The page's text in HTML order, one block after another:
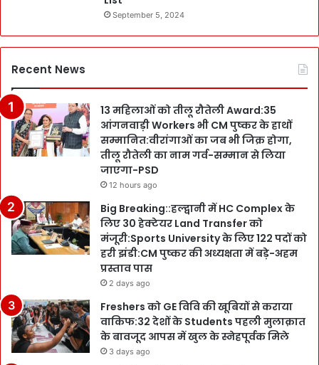
September 5, 2024
Recent News
13 महिलाओं को तीलू रौतेली Award:35
आंगनवाड़ी Workers भी CM पुष्कर के हाथों
सम्मानित:वीरांगाओं का जब भी जिक्र होगा,
तीलू रौतेली का नाम गर्व-सम्मान से लिया
जाएगा-PSD
12 hours ago
Big Breaking::हल्द्वानी में HC Complex के
लिए 30 हेक्टेयर Land Transfer को
मंजूरी:Sports University के लिए 122 पदों को
हरी झंडी:CM पुष्कर की अध्यक्षता में बड़े-अहम
प्रस्ताव पास
2 days ago
Freshers को GE विवि की खूबियों से कराया
वाकिफ:32 देशों के Students पहली मुलाक़ात
के बावजूद आपस में खुल के स्नेहपूर्वक मिले
3 days ago